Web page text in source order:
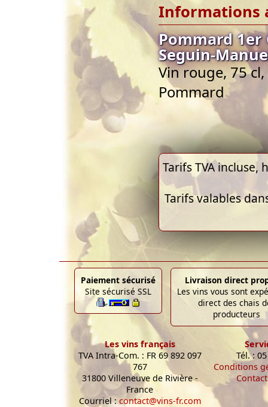
Informations
Pommard 1er
Seguin-
Vin rouge, 75
Pommard
Tarifs TVA
Tarifs valables
Paiement sécurisé
Site sécurisé SSL
Livraison direct
Les vins vous sont
direct des chais
producteurs
Les vins français
TVA Intra-Com. : FR 69 892 097
767
31800 Villeneuve de Rivière -
France
Courriel :contact@vins-fr.com
Tél. :
Conditions
Contact